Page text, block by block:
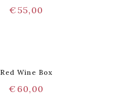
€55,00
Red Wine Box
€ 60,00